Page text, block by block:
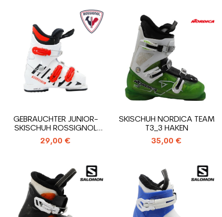
GEBRAUCHTER JUNIOR-
SKISCHUH ROSSIGNOL
HERO J3_3 HAKEN
29,00 €
SKISCHUH NORDICA TEAM
T3_3 HAKEN
35,00 €